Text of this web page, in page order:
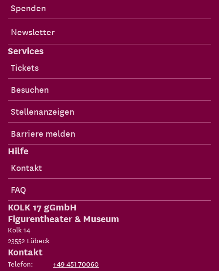
Spenden
Newsletter
Services
Tickets
Besuchen
Stellenanzeigen
Barriere melden
Hilfe
Kontakt
FAQ
KOLK 17 gGmbH
Figurentheater & Museum
Kolk 14
23552 Lübeck
Kontakt
Telefon:
+49 451 70060